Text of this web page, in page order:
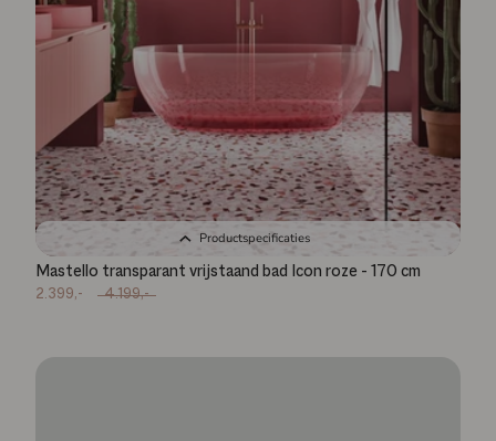
Productspecificaties
Mastello transparant vrijstaand bad Icon roze - 170 cm
2.399,- 4.199,-